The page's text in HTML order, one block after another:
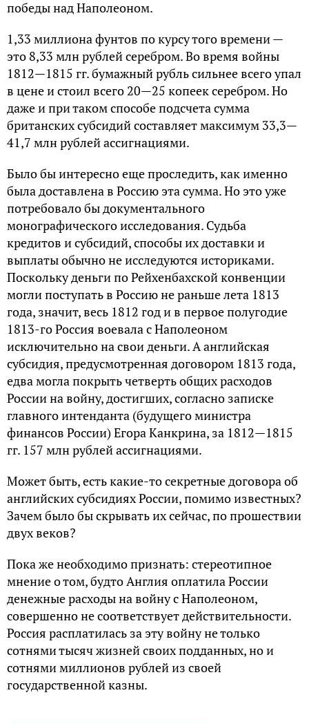
победы над Наполеоном.
1,33 миллиона фунтов по курсу того времени —
это 8,33 млн рублей серебром. Во время войны
1812—1815 гг. бумажный рубль сильнее всего упал
в цене и стоил всего 20—25 копеек серебром. Но
даже и при таком способе подсчета сумма
британских субсидий составляет максимум 33,3—
41,7 млн рублей ассигнациями.
Было бы интересно еще проследить, как именно
была доставлена в Россию эта сумма. Но это уже
потребовало бы документального
монографического исследования. Судьба
кредитов и субсидий, способы их доставки и
выплаты обычно не исследуются историками.
Поскольку деньги по Рейхенбахской конвенции
могли поступать в Россию не раньше лета 1813
года, значит, весь 1812 год и в первое полугодие
1813-го Россия воевала с Наполеоном
исключительно на свои деньги. А английская
субсидия, предусмотренная договором 1813 года,
едва могла покрыть четверть общих расходов
России на войну, достигших, согласно записке
главного интенданта (будущего министра
финансов России) Егора Канкрина, за 1812—1815
гг. 157 млн рублей ассигнациями.
Может быть, есть какие-то секретные договора об
английских субсидиях России, помимо известных?
Зачем было бы скрывать их сейчас, по прошествии
двух веков?
Пока же необходимо признать: стереотипное
мнение о том, будто Англия оплатила России
денежные расходы на войну с Наполеоном,
совершенно не соответствует действительности.
Россия расплатилась за эту войну не только
сотнями тысяч жизней своих подданных, но и
сотнями миллионов рублей из своей
государственной казны.